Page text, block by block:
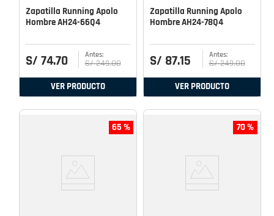
Zapatilla Running Apolo
Hombre AH24-66Q4
S/ 74.70 S/ 249.00
VER PRODUCTO
Zapatilla Running Apolo
Hombre AH24-78Q4
S/ 87.15 S/ 249.00
VER PRODUCTO
65 % 70 %